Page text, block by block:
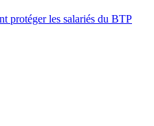
protéger les salariés du BTP